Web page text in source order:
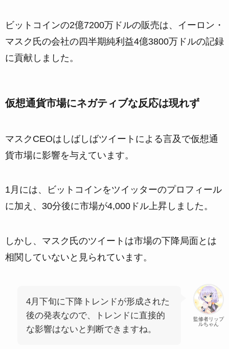
ビットコインの2億7200万ドルの販売は、イーロン・
マスク氏の会社の四半期純利益4億3800万ドルの記録
に貢献しました。
仮想通貨市場にネガティブな反応は現れず
マスクCEOはしばしばツイートによる言及で仮想通
貨市場に影響を与えています。
1月には、ビットコインをツイッターのプロフィール
に加え、30分後に市場が4,000ドル上昇しました。
しかし、マスク氏のツイートは市場の下降局面とは
相関していないと見られています。
監修者リップ
ルちゃん
4月下旬に下降トレンドが形成された
後の発表なので、トレンドに直接的
な影響はないと判断できますね。